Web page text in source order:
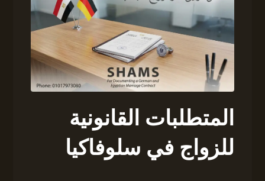
المتطلبات القانونية
للزواج في سلوفاكيا